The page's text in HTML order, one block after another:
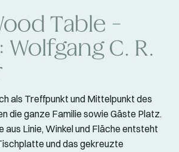
Table -
Wolfgang C. R.
als Treffpunkt und Mittelpunkt des
die ganze Familie sowie Gäste Platz.
aus Linie, Winkel und Fläche entsteht
und das gekreuzte